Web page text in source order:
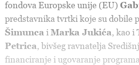
fondova Europske unije (EU)
predstavnika tvrtki koje su dobile
Šimunca i Marka Jukića, kao i
Petrica, bivšeg ravnatelja
financiranje i ugovaranje